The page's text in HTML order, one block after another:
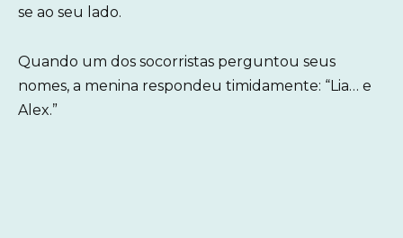
se ao seu lado.
Quando um dos socorristas perguntou seus
nomes, a menina respondeu timidamente: “Lia… e
Alex.”